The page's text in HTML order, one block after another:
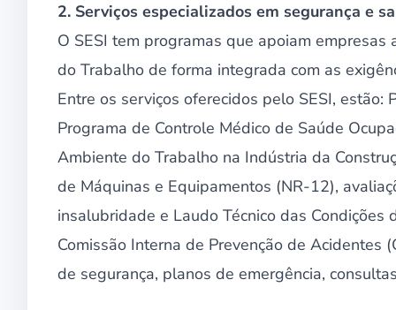
2. Serviços especializados em segurança e
O SESI tem programas que apoiam
do Trabalho de forma integrada com as
Entre os serviços oferecidos pelo SESI, estão:
Programa de Controle Médico de Saúde
Ambiente do Trabalho na Indústria da
de Máquinas e Equipamentos (NR-12),
insalubridade e Laudo Técnico das
Comissão Interna de Prevenção de Acidentes
de segurança, planos de emergência,